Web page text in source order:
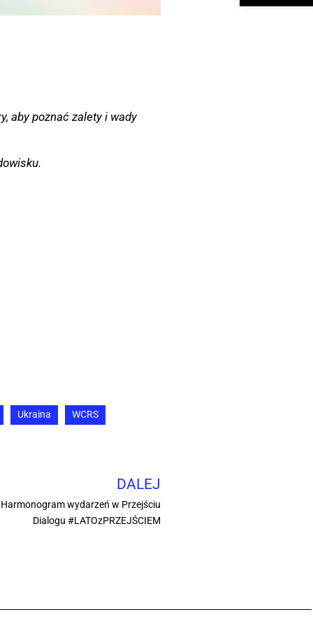
aby poznać zalety i wady
Ukraina WCRS
DALEJ
wydarzeń w Przejściu
Dialogu #LATOzPRZEJŚCIEM